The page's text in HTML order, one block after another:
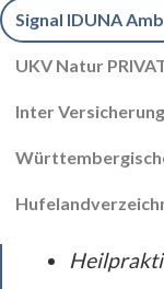
Signal IDUNA
UKV Natur
Inter